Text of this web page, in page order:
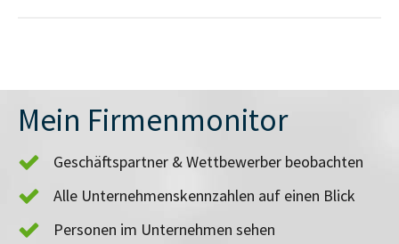
Mein Firmenmonitor
Geschäftspartner & Wettbewerber beobachten
Alle Unternehmenskennzahlen auf einen Blick
Personen im Unternehmen sehen